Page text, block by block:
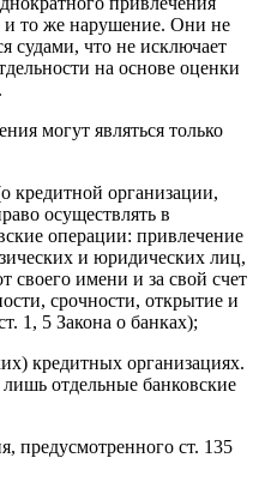
и то же нарушение. Они не
судами, что не исключает
на основе оценки
могут являться только
кредитной организации,
осуществлять в
операции: привлечение
и юридических лиц,
своего имени и за свой счет
срочности, открытие и
1, 5 Закона о банках);
кредитных организациях.
отдельные банковские
предусмотренного ст. 135